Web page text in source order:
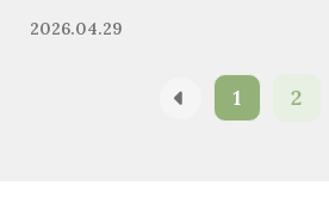
2026.04.29
1 2